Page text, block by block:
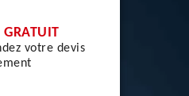
GRATUIT
votre devis